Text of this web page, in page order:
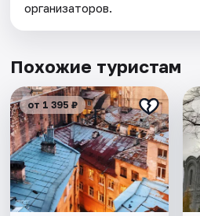
организаторов.
Похожие туристам
от 1 395 ₽